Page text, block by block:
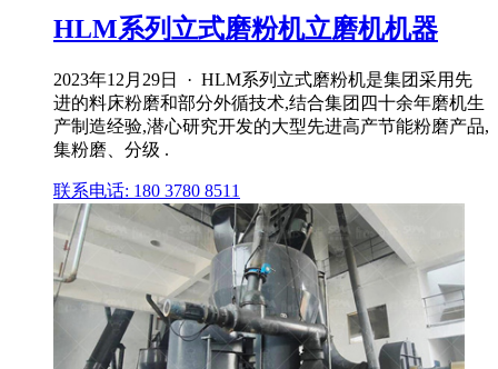
HLM系列立式磨粉机立磨机机器
2023年12月29日 · HLM系列立式磨粉机是集团采用先
进的料床粉磨和部分外循技术,结合集团四十余年磨机生
产制造经验,潜心研究开发的大型先进高产节能粉磨产品,
集粉磨、分级 .
联系电话: 180 3780 8511